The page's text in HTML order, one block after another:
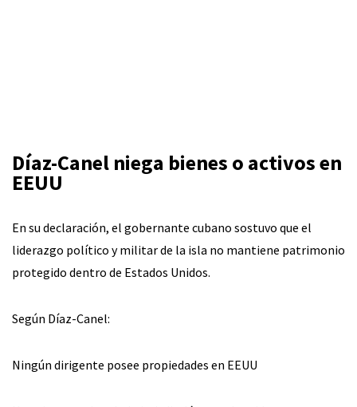
Díaz-Canel niega bienes o activos en
EEUU
En su declaración, el gobernante cubano sostuvo que el
liderazgo político y militar de la isla no mantiene patrimonio
protegido dentro de Estados Unidos.
Según Díaz-Canel:
Ningún dirigente posee propiedades en EEUU